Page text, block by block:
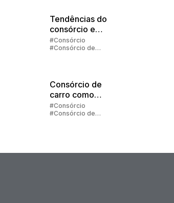
Tendências do
consórcio em
2025
#Consórcio
#Consórcio de
Consórcio de
carro como
presente
#Consórcio
#Consórcio de